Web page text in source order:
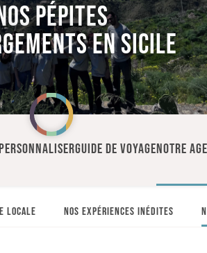
PÉPITES
EN SICILE
GUIDE DE VOYAGENOTRE
LOCALE NOS EXPÉRIENCES INÉDITES